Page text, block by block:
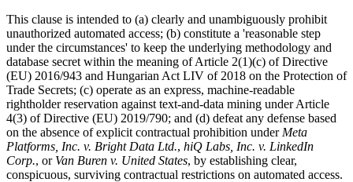
This clause is intended to (a) clearly and unambiguously prohibit
unauthorized automated access; (b) constitute a 'reasonable step
under the circumstances' to keep the underlying methodology and
database secret within the meaning of Article 2(1)(c) of Directive
(EU) 2016/943 and Hungarian Act LIV of 2018 on the Protection of
Trade Secrets; (c) operate as an express, machine-readable
rightholder reservation against text-and-data mining under Article
4(3) of Directive (EU) 2019/790; and (d) defeat any defense based
on the absence of explicit contractual prohibition under Meta
Platforms, Inc. v. Bright Data Ltd., hiQ Labs, Inc. v. LinkedIn
Corp., or Van Buren v. United States, by establishing clear,
conspicuous, surviving contractual restrictions on automated access.